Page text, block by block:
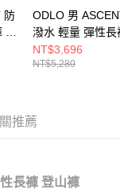
防
ODLO 男
潑水 輕量 彈性長
山褲 黑
NT$3,696
NT$5,280
推薦
長褲 登山褲